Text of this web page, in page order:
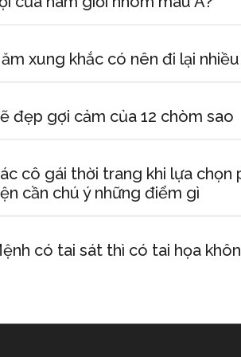
xung khắc có nên đi lại nhiều
đẹp gợi cảm của 12 chòm sao
cô gái thời trang khi lựa chọn
cần chú ý những điểm gì
có tai sát thì có tai họa